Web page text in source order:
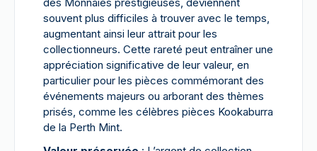
souvent plus difficiles à trouver avec le temps,
augmentant ainsi leur attrait pour les
collectionneurs. Cette rareté peut entraîner une
appréciation significative de leur valeur, en
particulier pour les pièces commémorant des
événements majeurs ou arborant des thèmes
prisés, comme les célèbres pièces Kookaburra
de la Perth Mint.